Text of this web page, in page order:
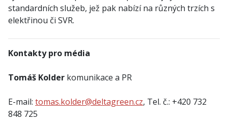
standardních služeb, jež pak nabízí na různých trzích s
elektřinou či SVR.
Kontakty pro média
Tomáš Kolder komunikace a PR
E-mail: tomas.kolder@deltagreen.cz, Tel. č.: +420 732
848 725